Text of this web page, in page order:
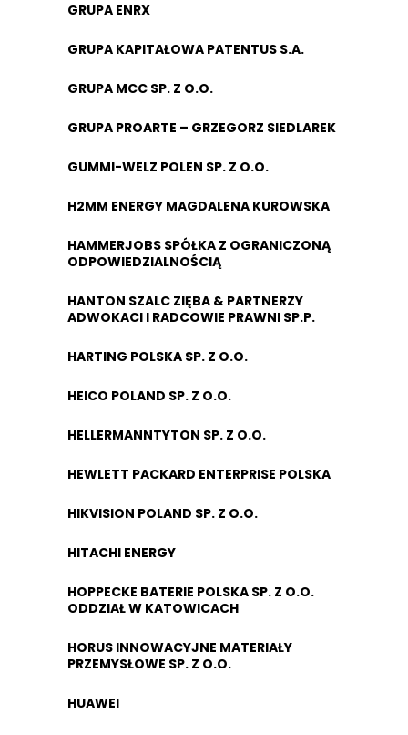
GRUPA ENRX
GRUPA KAPITAŁOWA PATENTUS S.A.
GRUPA MCC SP. Z O.O.
GRUPA PROARTE – GRZEGORZ SIEDLAREK
GUMMI-WELZ POLEN SP. Z O.O.
H2MM ENERGY MAGDALENA KUROWSKA
HAMMERJOBS SPÓŁKA Z OGRANICZONĄ
ODPOWIEDZIALNOŚCIĄ
HANTON SZALC ZIĘBA & PARTNERZY
ADWOKACI I RADCOWIE PRAWNI SP.P.
HARTING POLSKA SP. Z O.O.
HEICO POLAND SP. Z O.O.
HELLERMANNTYTON SP. Z O.O.
HEWLETT PACKARD ENTERPRISE POLSKA
HIKVISION POLAND SP. Z O.O.
HITACHI ENERGY
HOPPECKE BATERIE POLSKA SP. Z O.O.
ODDZIAŁ W KATOWICACH
HORUS INNOWACYJNE MATERIAŁY
PRZEMYSŁOWE SP. Z O.O.
HUAWEI